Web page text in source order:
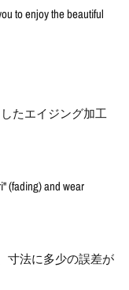
to enjoy the beautiful
たエイジング加工
(fading) and wear
寸法に多少の誤差が